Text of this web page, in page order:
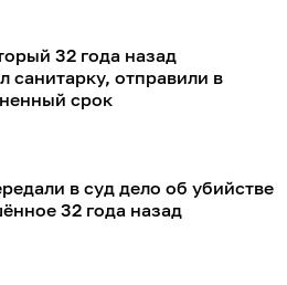
32 года назад
санитарку, отправили в
срок
в суд дело об убийстве
32 года назад